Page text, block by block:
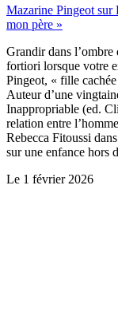
Mazarine Pingeot sur
mon père »
Grandir dans
fortiori lorsque votre
Pingeot, « fille
Auteur d’une
Inappropriable (ed.
relation entre
Rebecca Fitoussi
sur une enfance hors
Le 1 février 2026